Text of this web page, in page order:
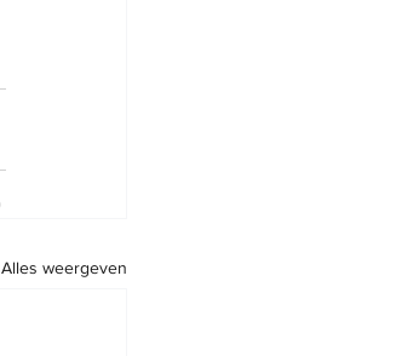
Alles weergeven